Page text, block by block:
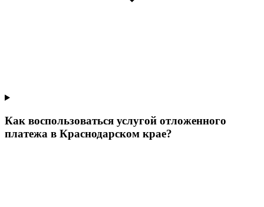
Как воспользоваться услугой отложенного
платежа в Краснодарском крае?